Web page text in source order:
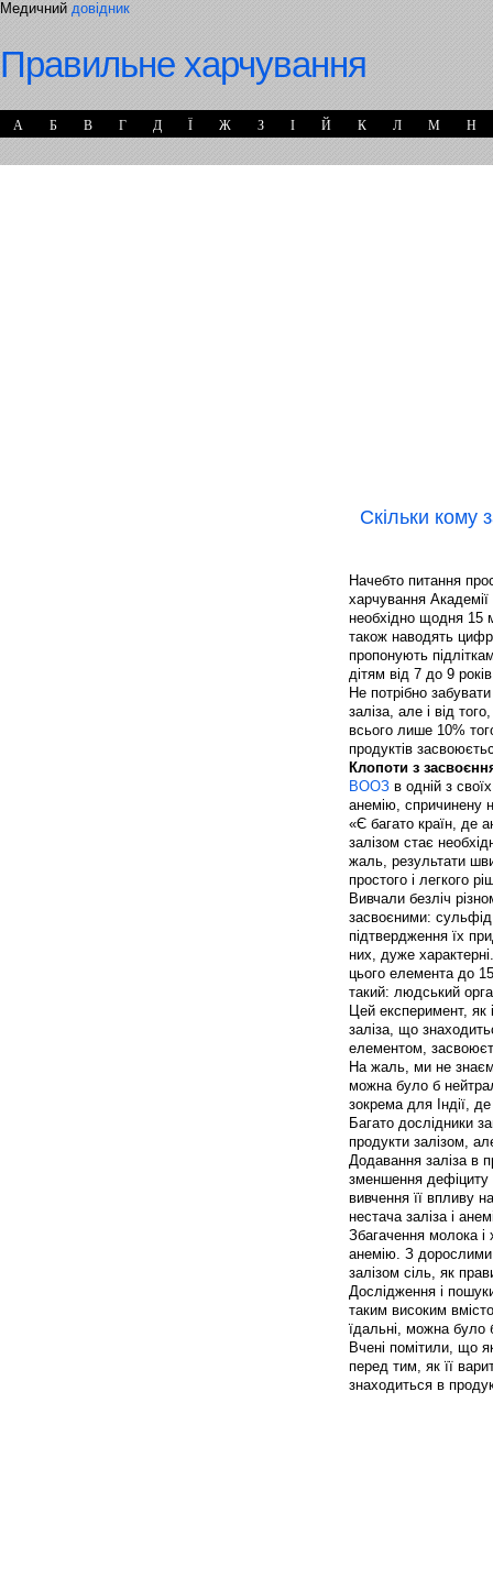
Медичний довідник
Правильне харчування
А Б В Г Д Ї Ж З І Й К Л М Н
Скільки кому
Начебто питання
харчування
необхідно щодня 15
також наводять
пропонують
дітям від 7 до 9
Не потрібно
заліза, але і від
всього лише 10%
продуктів
Клопоти з
ВООЗ в одній з
анемію, спричинену
«Є багато країн, де
залізом стає
жаль, результати
простого і легкого
Вивчали безліч
засвоєними: сульфід
підтвердження їх
них, дуже
цього елемента до
такий: людський
Цей експеримент, як
заліза, що
елементом,
На жаль, ми не
можна було б
зокрема для Індії,
Багато дослідники
продукти залізом,
Додавання заліза в
зменшення дефіциту
вивчення її впливу
нестача заліза і
Збагачення молока і
анемію. З дорослими
залізом сіль, як
Дослідження і
таким високим
їдальні, можна було
Вчені помітили, що
перед тим, як її
знаходиться в